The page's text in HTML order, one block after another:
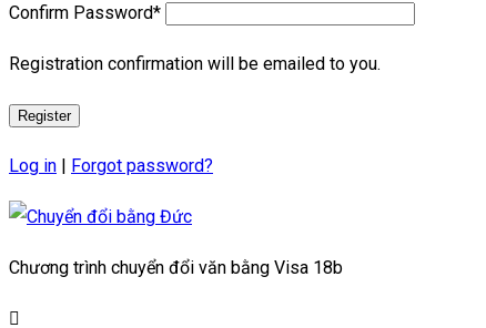
Confirm Password*
Registration confirmation will be emailed to you.
Log in | Forgot password?
Chương trình chuyển đổi văn bằng Visa 18b